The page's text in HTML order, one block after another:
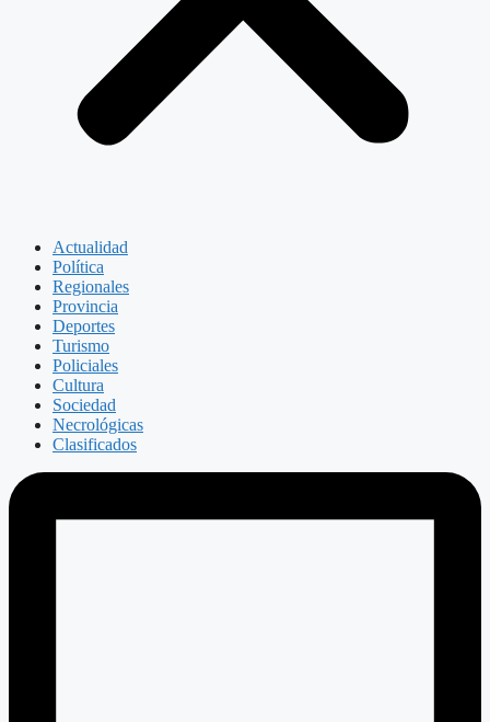
Actualidad
Política
Regionales
Provincia
Deportes
Turismo
Policiales
Cultura
Sociedad
Necrológicas
Clasificados